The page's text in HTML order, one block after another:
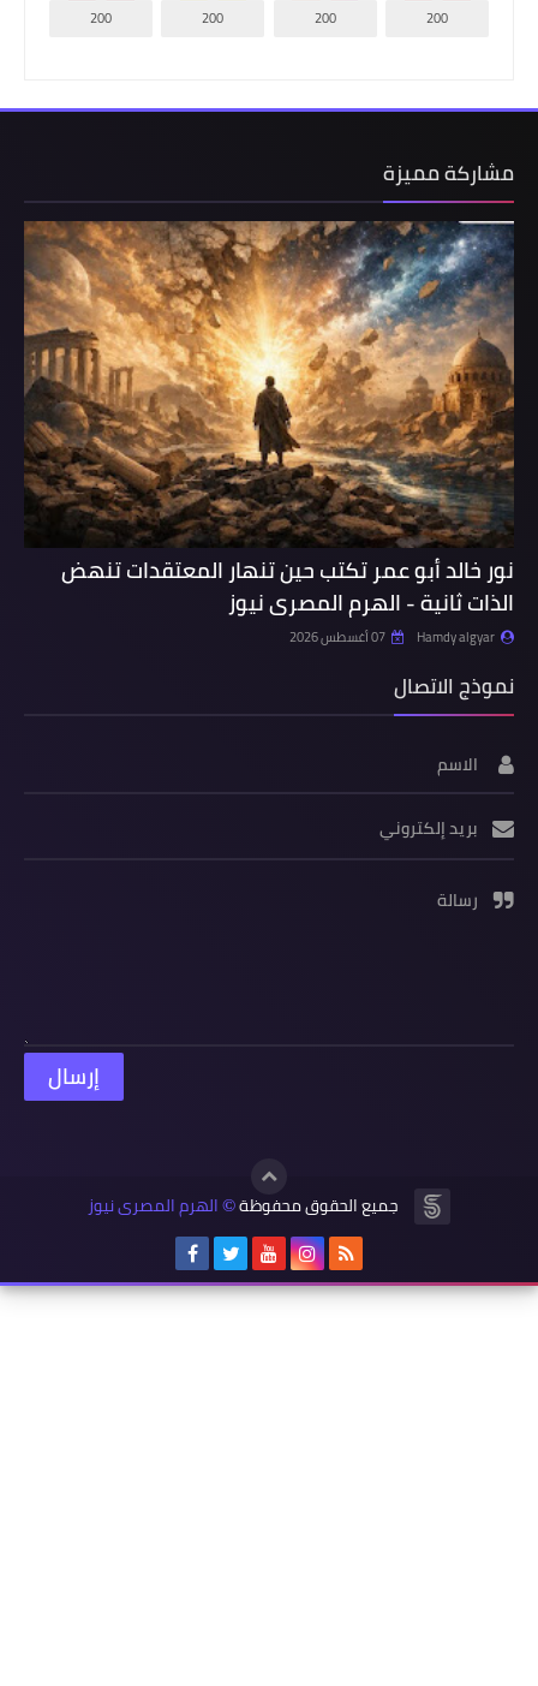
200
200
200
200
مشاركة مميزة
نور خالد أبو عمر تكتب حين تنهار المعتقدات تنهض
الذات ثانية - الهرم المصرى نيوز
Hamdy algyar 07 أغسطس 2026
نموذج الاتصال
الاسم
بريد إلكتروني
رسالة
جميع الحقوق محفوظة© الهرم المصرى نيوز